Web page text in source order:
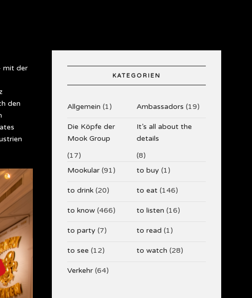
mit der
den
KATEGORIEN
Allgemein (1) Ambassadors (19)
Die Köpfe der
Mook Group
(17)
It’s all about the
details
(8)
Mookular(91) to buy (1)
to drink(20) to eat(146)
to know(466) to listen (16)
to party (7) to read (1)
to see (12) to watch (28)
Verkehr(64)